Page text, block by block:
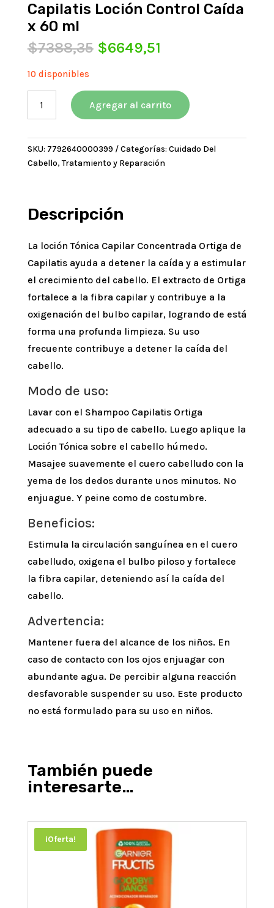
Capilatis Loción Control Caída
x 60 ml
$7388,35 El
era:
$7388,35.
$6649,51
es:
$6649,51.
10 disponibles
Loción
Caída
x
60
Agregar al carrito
SKU: 7792640000399 Categorías: Cuidado Del
Cabello,Tratamiento y Reparación
Descripción
La loción Tónica Capilar Concentrada Ortiga de
Capilatis ayuda a detener la caída y a estimular
el crecimiento del cabello. El extracto de Ortiga
fortalece a la fibra capilar y contribuye a la
oxigenación del bulbo capilar, logrando de está
forma una profunda limpieza. Su uso
frecuente contribuye a detener la caída del
cabello.
Modo de uso:
Lavar con el Shampoo Capilatis Ortiga
adecuado a su tipo de cabello. Luego aplique la
Loción Tónica sobre el cabello húmedo.
Masajee suavemente el cuero cabelludo con la
yema de los dedos durante unos minutos. No
enjuague. Y peine como de costumbre.
Beneficios:
Estimula la circulación sanguínea en el cuero
cabelludo, oxigena el bulbo piloso y fortalece
la fibra capilar, deteniendo así la caída del
cabello.
Advertencia:
Mantener fuera del alcance de los niños. En
caso de contacto con los ojos enjuagar con
abundante agua. De percibir alguna reacción
desfavorable suspender su uso. Este producto
no está formulado para su uso en niños.
También puede
interesarte…
¡Oferta!